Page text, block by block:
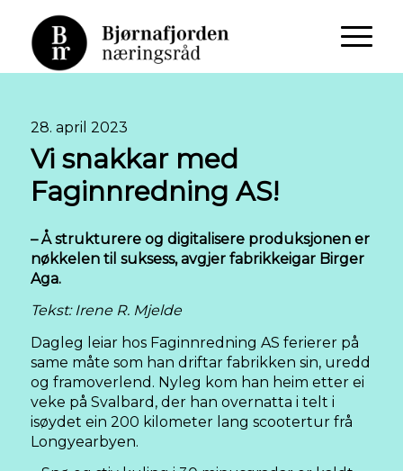
28. april 2023
Vi snakkar med
Faginnredning AS!
– Å strukturere og digitalisere produksjonen er
nøkkelen til suksess, avgjer fabrikkeigar Birger
Aga.
Tekst: Irene R. Mjelde
Dagleg leiar hos Faginnredning AS ferierer på
same måte som han driftar fabrikken sin, uredd
og framoverlend. Nyleg kom han heim etter ei
veke på Svalbard, der han overnatta i telt i
isøydet ein 200 kilometer lang scootertur frå
Longyearbyen.